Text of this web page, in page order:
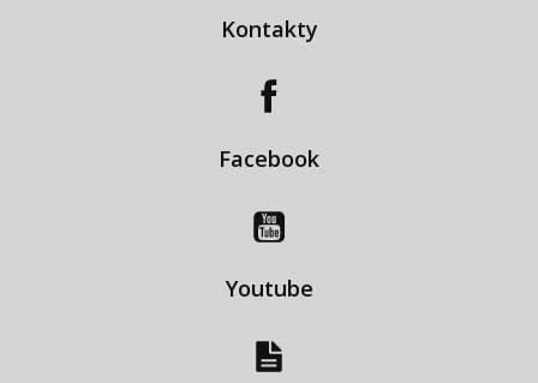
Kontakty
Facebook
Youtube